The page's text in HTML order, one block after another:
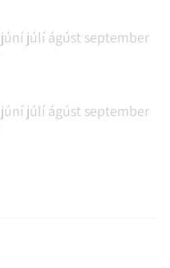
júní júlí ágúst september
júní júlí ágúst september